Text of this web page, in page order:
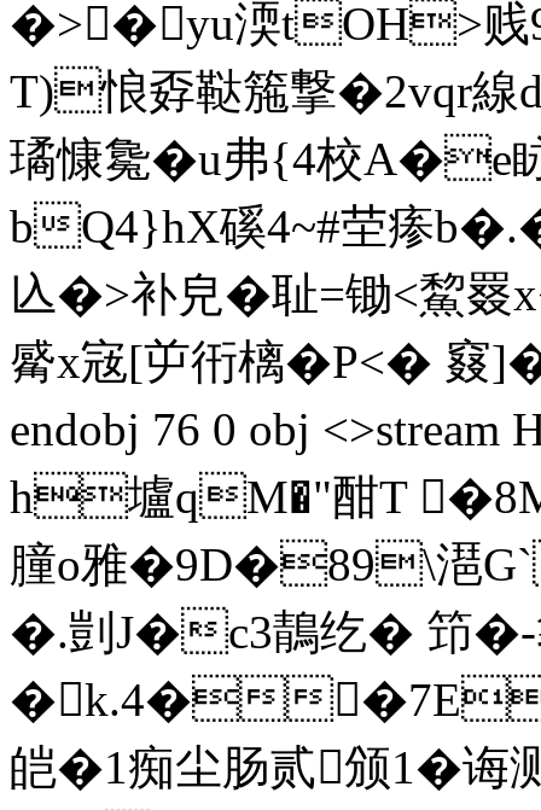
�>�yu渜tOH>贱9
T)悢孬鞑箷撃�2vqr線
璚慷毚�u弗{4校A�e
bQ4}hX磎4~#茔瘆
兦�>补皃�耻=锄<鯬
觱x宼[屰衎樆�P<� 窡
endobj 76 0 obj <>stream
h壚qM�"酣T
膧o雅�9D�89\潖G`
�.剴J�c3鶄纥� 笻�-
�k.4��7E
皑�1痴尘肠贰颁1�